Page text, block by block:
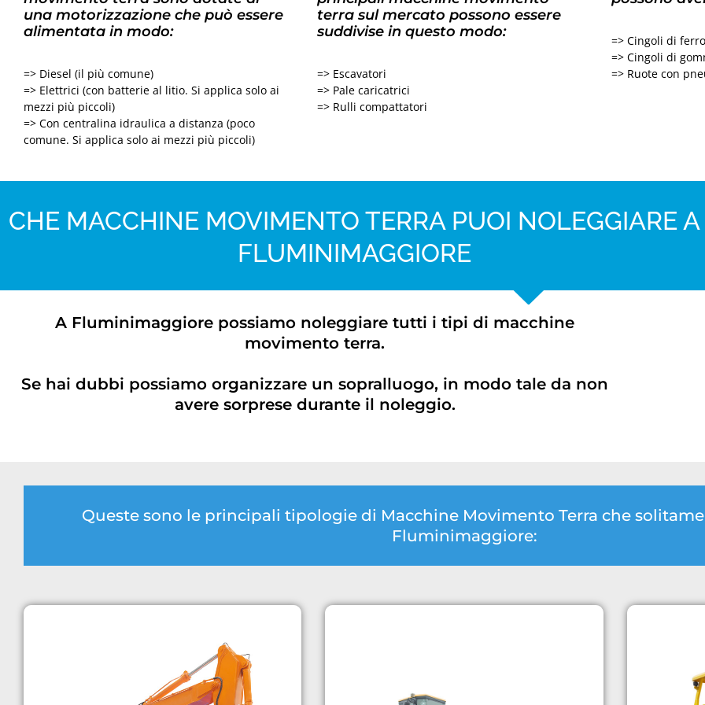
una motorizzazione che può essere
alimentata in modo:
=> Diesel (il più comune)
=> Elettrici (con batterie al litio. Si applica solo ai
mezzi più piccoli)
=> Con centralina idraulica a distanza (poco
comune. Si applica solo ai mezzi più piccoli)
terra sul mercato possono essere
suddivise in questo modo:
=> Escavatori
=> Pale caricatrici
=> Rulli compattatori
=> Cingoli di ferro
=> Cingoli di
=> Ruote con
CHE MACCHINE MOVIMENTO TERRA PUOI NOLEGGIARE A
FLUMINIMAGGIORE
A Fluminimaggiore possiamo noleggiare tutti i tipi di macchine
movimento terra.
Se hai dubbi possiamo organizzare un sopralluogo, in modo tale da non
avere sorprese durante il noleggio.
Queste sono le principali tipologie di Macchine Movimento Terra che
Fluminimaggiore: